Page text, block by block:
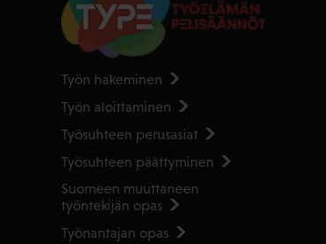
Työn hakeminen
Työn aloittaminen
Työsuhteen perusasiat
Työsuhteen päättyminen
Suomeen muuttaneen
työntekijän opas
Työnantajan opas